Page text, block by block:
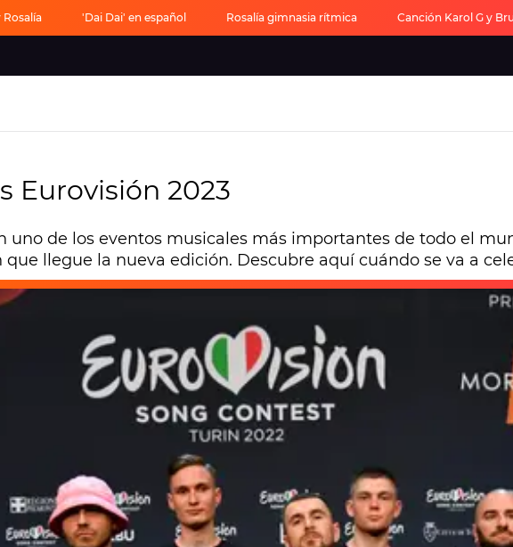
Rosalía 'Dai Dai' en español Rosalía gimnasia rítmica Canción Karol G y
Eurovisión 2023
uno de los eventos musicales más importantes de todo el
llegue la nueva edición. Descubre aquí cuándo se va a